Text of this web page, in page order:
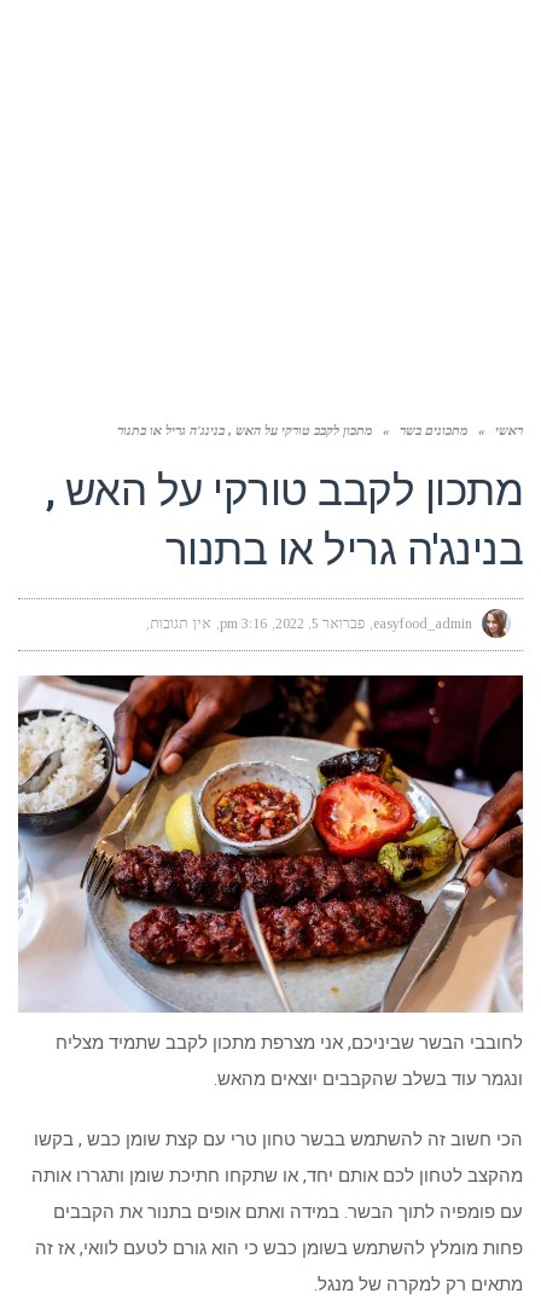
ראשי » מתכונים בשר » מתכון לקבב טורקי על האש , בנינג'ה גריל או בתנור
מתכון לקבב טורקי על האש ,
בנינג'ה גריל או בתנור
easyfood_admin פברואר 5, 2022 3:16 pm אין תגובות
לחובבי הבשר שביניכם, אני מצרפת מתכון לקבב שתמיד מצליח
ונגמר עוד בשלב שהקבבים יוצאים מהאש.
הכי חשוב זה להשתמש בבשר טחון טרי עם קצת שומן כבש , בקשו
מהקצב לטחון לכם אותם יחד, או שתקחו חתיכת שומן ותגררו אותה
עם פומפיה לתוך הבשר. במידה ואתם אופים בתנור את הקבבים
פחות מומלץ להשתמש בשומן כבש כי הוא גורם לטעם לוואי, אז זה
מתאים רק למקרה של מנגל.